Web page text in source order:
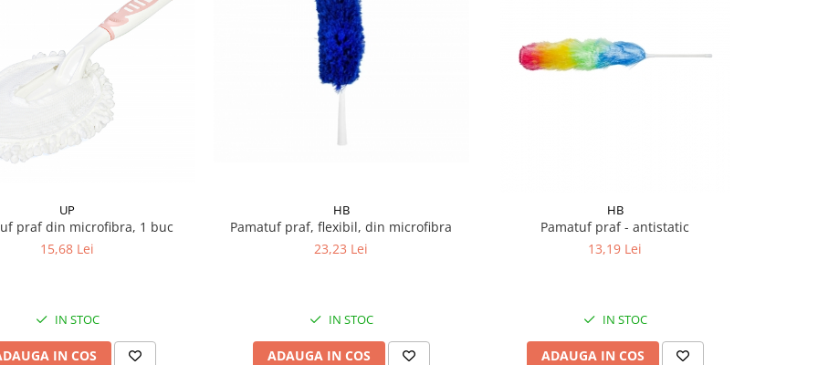
UP
praf din microfibra, 1 buc
15,68 Lei
IN STOC
IN COS
HB
Pamatuf praf, flexibil, din microfibra
23,23 Lei
IN STOC
ADAUGA IN COS
HB
Pamatuf praf - antistatic
13,19 Lei
IN STOC
ADAUGA IN COS